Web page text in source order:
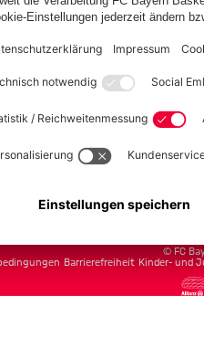
fcbayern.com Basketball
© FC
Barrierefreiheit Kinder- und